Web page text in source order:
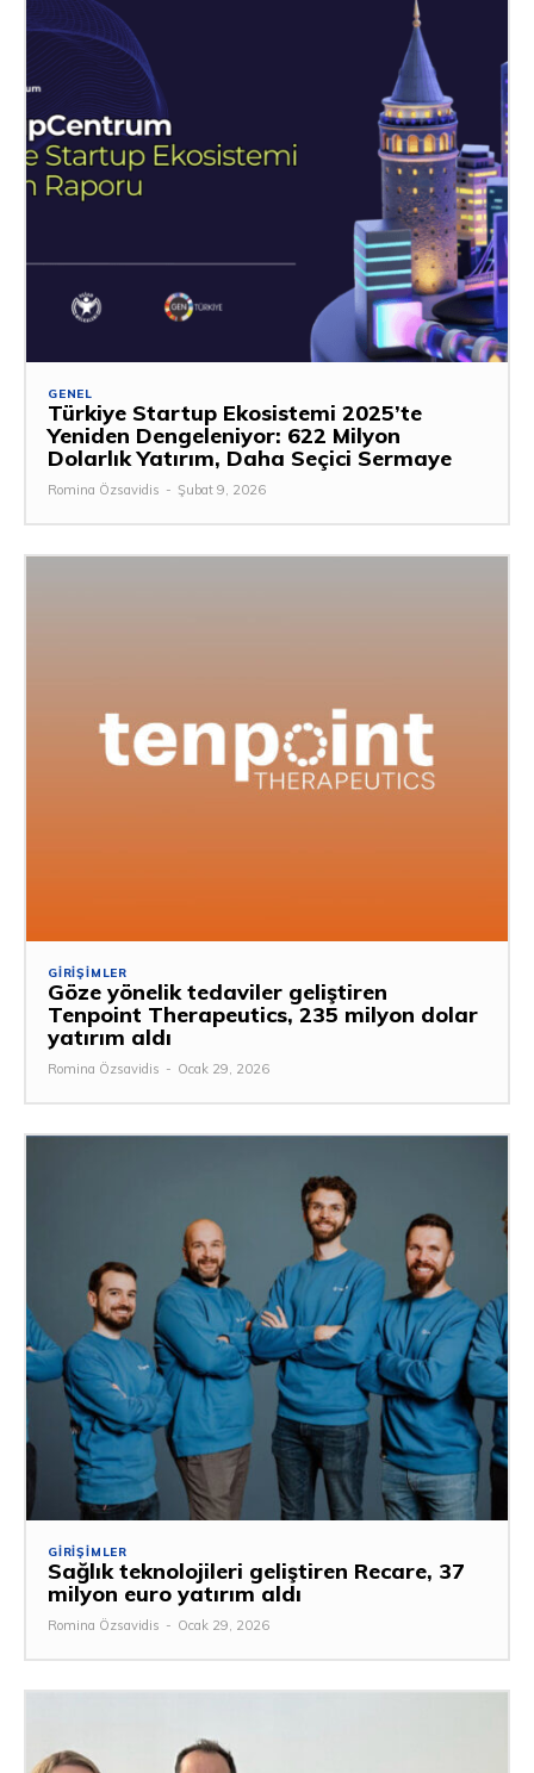
GENEL
Türkiye Startup Ekosistemi 2025’te
Yeniden Dengeleniyor: 622 Milyon
Dolarlık Yatırım, Daha Seçici Sermaye
Romina Özsavidis - Şubat 9, 2026
GIRIŞIMLER
Göze yönelik tedaviler geliştiren
Tenpoint Therapeutics, 235 milyon dolar
yatırım aldı
Romina Özsavidis - Ocak 29, 2026
GIRIŞIMLER
Sağlık teknolojileri geliştiren Recare, 37
milyon euro yatırım aldı
Romina Özsavidis - Ocak 29, 2026